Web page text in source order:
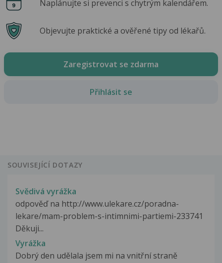
Naplánujte si prevenci s chytrým kalendářem.
Objevujte praktické a ověřené tipy od lékařů.
Zaregistrovat se zdarma
Přihlásit se
SOUVISEJÍCÍ DOTAZY
Svědivá vyrážka
odpověď na http://www.ulekare.cz/poradna-
lekare/mam-problem-s-intimnimi-partiemi-233741
Děkuji...
Vyrážka
Dobrý den udělala jsem mi na vnitřní straně